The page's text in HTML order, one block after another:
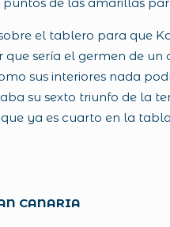
el tablero para que
sería el germen de
sus interiores nada
su sexto triunfo de la
ya es cuarto en la
CANARIA